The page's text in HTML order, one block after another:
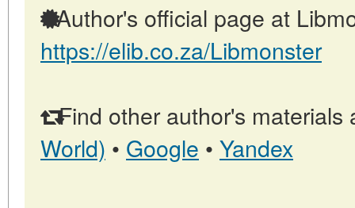
Author's official page at
https://elib.co.za/Libmonster
Find other author's materials
World) • Google • Yandex